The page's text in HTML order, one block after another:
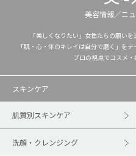
美容情報／ニ
「美しくなりたい」女性たちの願い
「肌・心・体のキレイは自分で磨く」を
プロの視点でコスメ・
スキンケア
肌質別スキンケア
洗顔・クレンジング